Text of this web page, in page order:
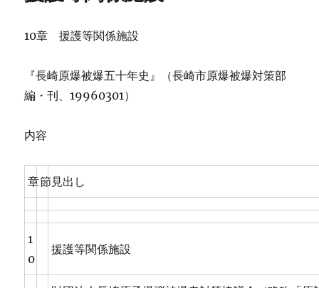
10章 援護等関係施設
『長崎原爆被爆五十年史』（長崎市原爆被爆対策部
編・刊、19960301）
内容
章節 見出し
1
0
援護等関係施設